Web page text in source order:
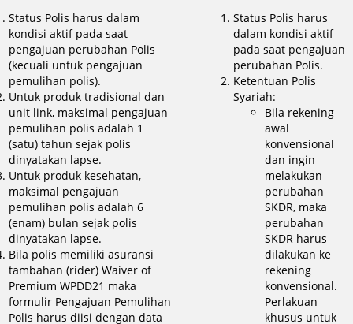
Status Polis harus dalam
kondisi aktif pada saat
pengajuan perubahan Polis
(kecuali untuk pengajuan
pemulihan polis).
Untuk produk tradisional dan
unit link, maksimal pengajuan
pemulihan polis adalah 1
(satu) tahun sejak polis
dinyatakan lapse.
Untuk produk kesehatan,
maksimal pengajuan
pemulihan polis adalah 6
(enam) bulan sejak polis
dinyatakan lapse.
Bila polis memiliki asuransi
tambahan (rider) Waiver of
Premium WPDD21 maka
formulir Pengajuan Pemulihan
Polis harus diisi dengan data
Status Polis harus
dalam kondisi aktif
pada saat pengajuan
perubahan Polis.
Ketentuan Polis
Syariah:
Bila rekening
awal
konvensional
dan ingin
melakukan
perubahan
SKDR, maka
perubahan
SKDR harus
dilakukan ke
rekening
konvensional.
Perlakuan
khusus untuk